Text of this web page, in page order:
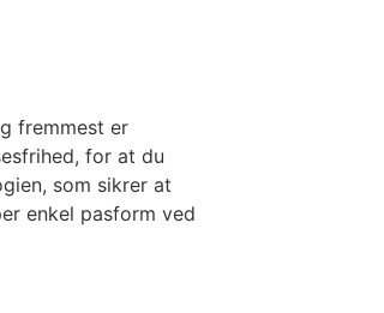
fremmest er
for at du
som sikrer at
enkel pasform ved